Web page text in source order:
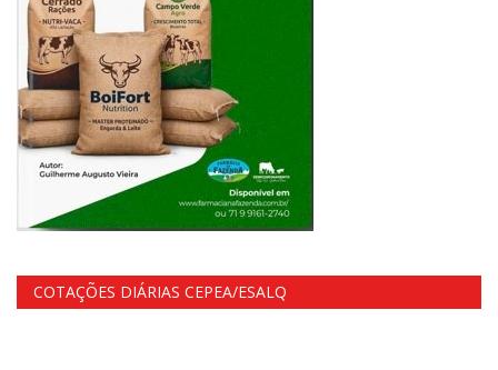
COTAÇÕES DIÁRIAS CEPEA/ESALQ